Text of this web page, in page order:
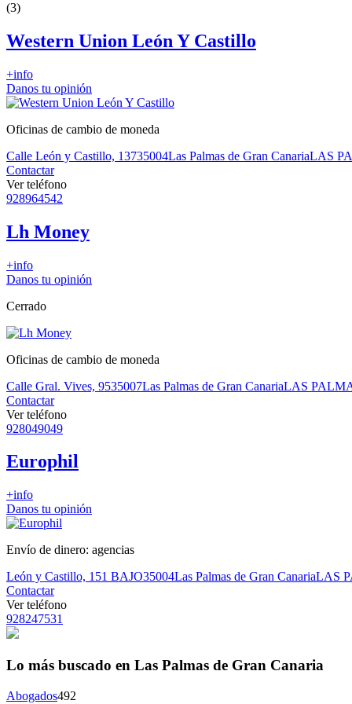
(3)
Western Union León Y Castillo
+info
Danos tu opinión
Oficinas de cambio de moneda
Calle León y Castillo, 13735004Las Palmas de Gran CanariaLAS
Contactar
Ver teléfono
928964542
Lh Money
+info
Danos tu opinión
Cerrado
Oficinas de cambio de moneda
Calle Gral. Vives, 9535007Las Palmas de Gran CanariaLAS
Contactar
Ver teléfono
928049049
Europhil
+info
Danos tu opinión
Envío de dinero: agencias
León y Castillo, 151 BAJO35004Las Palmas de Gran CanariaLAS
Contactar
Ver teléfono
928247531
Lo más buscado en Las Palmas de Gran Canaria
Abogados492